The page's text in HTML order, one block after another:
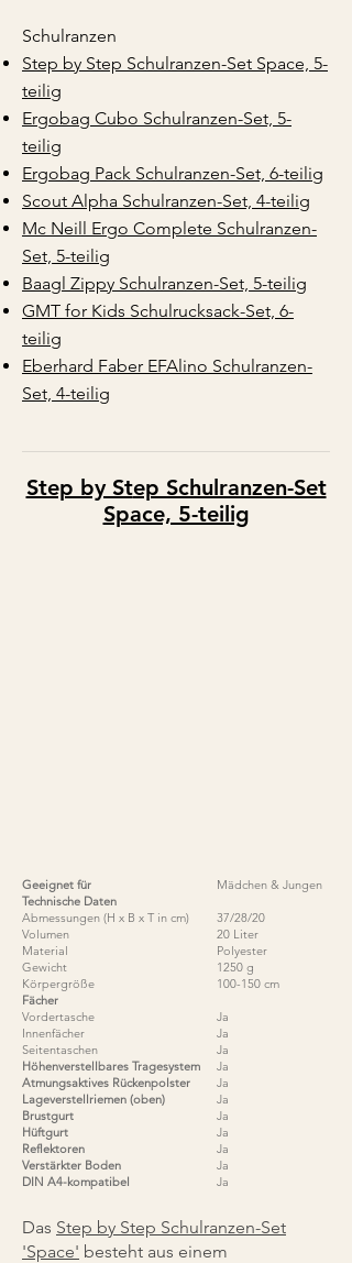
Schulranzen
Step by Step Schulranzen-Set Space, 5-
teilig
Ergobag Cubo Schulranzen-Set, 5-
teilig
Ergobag Pack Schulranzen-Set, 6-teilig
Scout Alpha Schulranzen-Set, 4-teilig
Mc Neill Ergo Complete Schulranzen-
Set, 5-teilig
Baagl Zippy Schulranzen-Set, 5-teilig
GMT for Kids Schulrucksack-Set, 6-
teilig
Eberhard Faber EFAlino Schulranzen-
Set, 4-teilig
Step by Step Schulranzen-Set
Space, 5-teilig
Geeignet für
Technische Daten
Abmessungen (H x B x T in cm)
Volumen
Material
Gewicht
Körpergröße
Fächer
Vordertasche
Innenfächer
Seitentaschen
Höhenverstellbares Tragesystem
Atmungsaktives Rückenpolster
Lageverstellriemen (oben)
Brustgurt
Hüftgurt
Reflektoren
Verstärkter Boden
DIN A4-kompatibel
Mädchen & Jungen
37/28/20
20 Liter
Polyester
1250 g
100-150 cm
Ja
Ja
Ja
Ja
Ja
Ja
Ja
Ja
Ja
Ja
Ja
Das Step by Step Schulranzen-Set
'Space' besteht aus einem